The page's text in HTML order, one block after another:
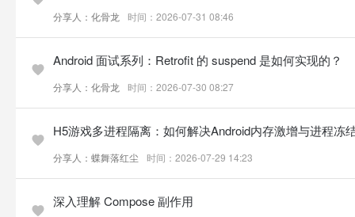
分享人：化骨龙 时间：2026-07-31 08:46
Android 面试系列：Retrofit 的 suspend 是如何实现的？
分享人：化骨龙 时间：2026-07-30 08:27
H5游戏多进程隔离：如何解决Android内存激增与进程冻
分享人：蝶舞落红尘 时间：2026-07-29 14:23
深入理解 Compose 副作用